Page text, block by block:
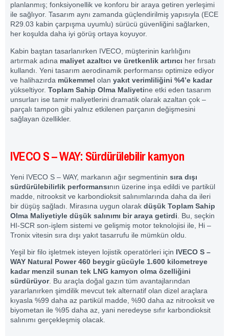
planlanmış; fonksiyonellik ve konforu bir araya getiren yerleşimi
ile sağlıyor. Tasarım aynı zamanda güçlendirilmiş yapısıyla (ECE
R29.03 kabin çarpışma uyumlu) sürücü güvenliğini sağlarken,
her koşulda daha iyi görüş ortaya koyuyor.
Kabin baştan tasarlanırken IVECO, müşterinin karlılığını
artırmak adına maliyet azaltıcı ve üretkenlik artırıcı her fırsatı
kullandı. Yeni tasarım aerodinamik performansı optimize ediyor
ve halihazırda mükemmel olan yakıt verimliliğini %4’e kadar
yükseltiyor. Toplam Sahip Olma Maliyetine etki eden tasarım
unsurları ise tamir maliyetlerini dramatik olarak azaltan çok –
parçalı tampon gibi yalnız etkilenen parçanın değişmesini
sağlayan özellikler.
IVECO S – WAY: Sürdürülebilir kamyon
Yeni IVECO S – WAY, markanın ağır segmentinin sıra dışı
sürdürülebilirlik performansının üzerine inşa edildi ve partikül
madde, nitrooksit ve karbondioksit salınımlarında daha da ileri
bir düşüş sağladı. Mirasına uygun olarak düşük Toplam Sahip
Olma Maliyetiyle düşük salınımı bir araya getirdi . Bu, seçkin
HI-SCR son-işlem sistemi ve gelişmiş motor teknolojisi ile, Hi –
Tronix vitesin sıra dışı yakıt tasarrufu ile mümkün oldu.
Yeşil bir filo işletmek isteyen lojistik operatörleri için IVECO S –
WAY Natural Power 460 beygir gücüyle 1.600 kilometreye
kadar menzil sunan tek LNG kamyon olma özelliğini
sürdürüyor. Bu araçla doğal gazın tüm avantajlarından
yararlanırken şimdilik mevcut tek alternatif olan dizel araçlara
kıyasla %99 daha az partikül madde, %90 daha az nitrooksit ve
biyometan ile %95 daha az, yani neredeyse sıfır karbondioksit
salınımı gerçekleşmiş olacak.